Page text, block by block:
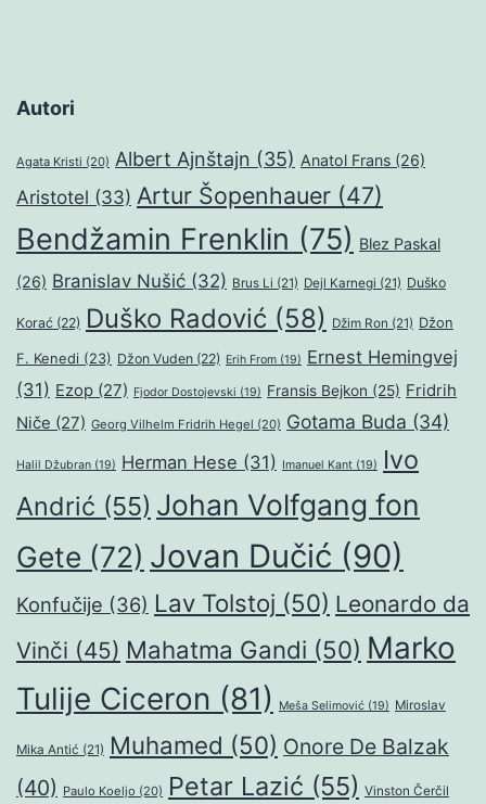
Autori
Agata Kristi (20) Albert Ajnštajn (35) Anatol Frans (26)
Aristotel (33) Artur Šopenhauer (47)
Bendžamin Frenklin (75) Blez Paskal
(26) Branislav Nušić (32) Brus Li (21) Dejl Karnegi (21) Duško
Korać (22) Duško Radović (58) Džim Ron (21) Džon
F. Kenedi (23) Džon Vuden (22) Erih From (19) Ernest Hemingvej
(31) Ezop (27) Fjodor Dostojevski (19) Fransis Bejkon (25) Fridrih
Niče (27) Georg Vilhelm Fridrih Hegel (20) Gotama Buda (34)
Halil Džubran (19) Herman Hese (31) Imanuel Kant (19)
Ivo
Andrić (55) Johan Volfgang fon
Gete (72) Jovan Dučić (90)
Konfučije (36) Lav Tolstoj (50) Leonardo da
Vinči (45) Mahatma Gandi (50) Marko
Tulije Ciceron (81) Meša Selimović (19) Miroslav
Mika Antić (21) Muhamed (50) Onore De Balzak
(40) Paulo Koeljo (20) Petar Lazić (55) Vinston Čerčil